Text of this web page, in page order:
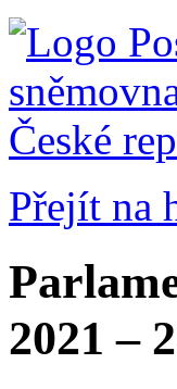
Přejít na
2021 –